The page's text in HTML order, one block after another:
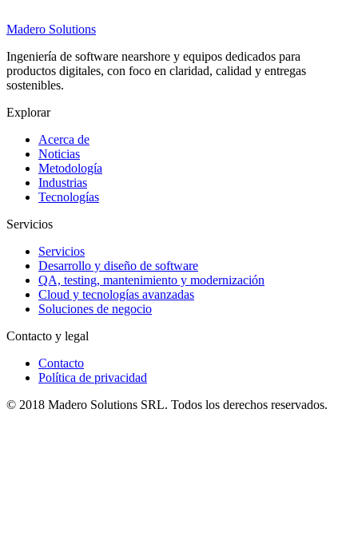
Madero Solutions
Ingeniería de software nearshore y equipos dedicados para
productos digitales, con foco en claridad, calidad y entregas
sostenibles.
Explorar
Acerca de
Noticias
Metodología
Industrias
Tecnologías
Servicios
Servicios
Desarrollo y diseño de software
QA, testing, mantenimiento y modernización
Cloud y tecnologías avanzadas
Soluciones de negocio
Contacto y legal
Contacto
Política de privacidad
© 2018 Madero Solutions SRL. Todos los derechos reservados.